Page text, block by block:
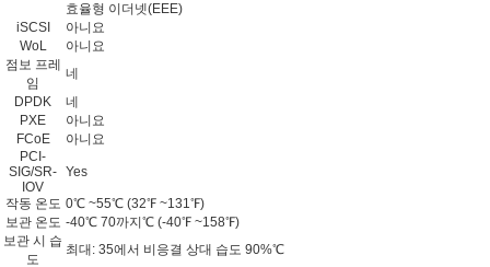
효율형 이더넷(EEE)
iSCSI
아니요
WoL
아니요
점보 프레
임
네
DPDK
네
PXE
아니요
FCoE
아니요
PCI-
SIG/SR-
IOV
Yes
작동 온도 0℃ ~55℃ (32℉ ~131℉)
보관 온도 -40℃ 70까지℃ (-40℉ ~158℉)
보관 시 습
도
최대: 35에서 비응결 상대 습도 90%℃